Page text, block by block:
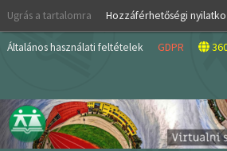
Skip
content
Ugrás a tartalomra Hozzáférhetőségi
Általános használati feltételek GDPR